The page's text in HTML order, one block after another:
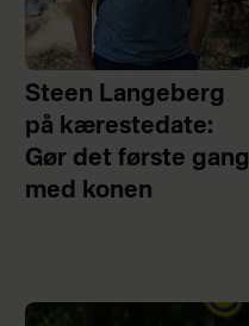
Steen Langeberg
på kærestedate:
Gør det første gang
med konen